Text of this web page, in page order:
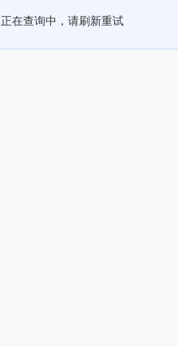
正在查询中，请刷新重试